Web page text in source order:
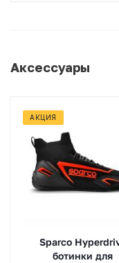
Аксессуары
АКЦИЯ
Sparco
ботинки для